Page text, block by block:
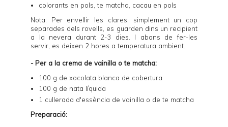
colorants en pols, te matcha, cacau en pols
Nota: Per envellir les clares, simplement un cop
separades dels rovells, es guarden dins un recipient
a la nevera durant 2-3 dies. I abans de fer-les
servir, es deixen 2 hores a temperatura ambient.
- Per a la crema de vainilla o te matcha:
100 g de xocolata blanca de cobertura
100 g de nata líquida
1 cullerada d'essència de vainilla o de te matcha
Preparació: